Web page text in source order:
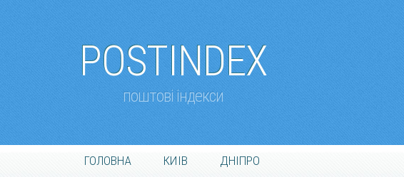
POSTINDEX
поштові індекси
ГОЛОВНА КИІВ ДНІПРО